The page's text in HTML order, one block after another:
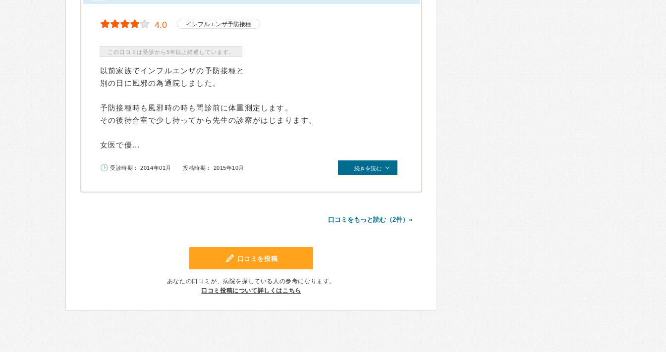
4.0 インフルエンザ予防接種
この口コミは受診から5年以上経過しています。
以前家族でインフルエンザの予防接種と
別の日に風邪の為通院しました。
予防接種時も風邪時の時も問診前に体重測定します。
その後待合室で少し待ってから先生の診察がはじまります。
女医で優...
受診時期： 2014年01月 投稿時期： 2015年10月 続きを読む
口コミをもっと読む（2件）»
口コミを投稿
あなたの口コミが、病院を探している人の参考になります。
口コミ投稿について詳しくはこちら